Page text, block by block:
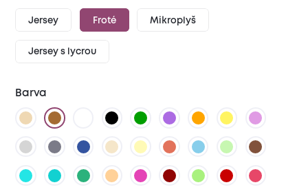
Jersey Froté Mikroplyš
Jersey s lycrou
Barva